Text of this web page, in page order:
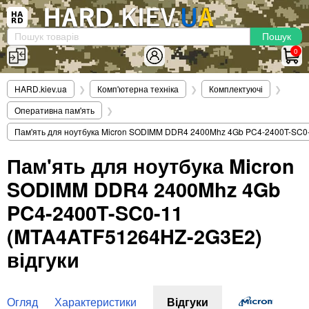
0
Вхід|Реєстрація×
(097)-938-03-73 Telegram WhatsApp
HARD.KIEV.UA
Послуги
Повернення / Обмін
Доставка та оплата
Комп'ютери
Ноутбуки
Моноблоки
Персональні комп'ютери
Сервери
Комплектуючі
HARD.kiev.ua ❯ Комп'ютерна техніка ❯ Комплектуючі
❯
Оперативна пам'ять
❯
Пам'ять для ноутбука Micron SODIMM DDR4 2400Mhz 4Gb PC4-2400T-
Пам'ять для ноутбука Micron
SODIMM DDR4 2400Mhz 4Gb
PC4-2400T-SC0-11
(MTA4ATF51264HZ-2G3E2)
відгуки
Огляд Характеристики Відгуки